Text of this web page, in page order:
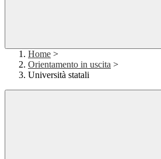
Home >
Orientamento in uscita >
Università statali